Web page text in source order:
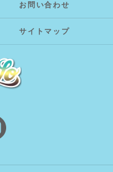
お問い合わせ
サイトマップ